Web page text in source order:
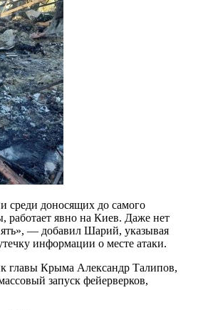
среди доносящих до самого
работает явно на Киев. Даже нет
— добавил Шарий, указывая
информации о месте атаки.
главы Крыма Александр Талипов,
запуск фейерверков,